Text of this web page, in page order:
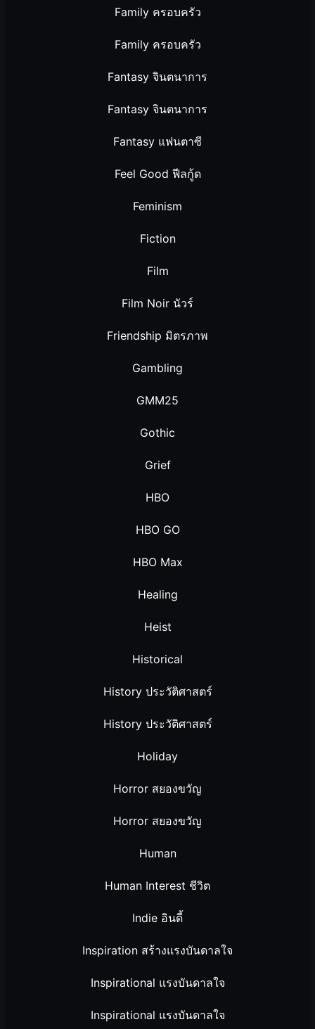
Family ครอบครัว
Family ครอบครัว
Fantasy จินตนาการ
Fantasy จินตนาการ
Fantasy แฟนตาซี
Feel Good ฟีลกู้ด
Feminism
Fiction
Film
Film Noir นัวร์
Friendship มิตรภาพ
Gambling
GMM25
Gothic
Grief
HBO
HBO GO
HBO Max
Healing
Heist
Historical
History ประวัติศาสตร์
History ประวัติศาสตร์
Holiday
Horror สยองขวัญ
Horror สยองขวัญ
Human
Human Interest ชีวิต
Indie อินดี้
Inspiration สร้างแรงบันดาลใจ
Inspirational แรงบันดาลใจ
Inspirational แรงบันดาลใจ